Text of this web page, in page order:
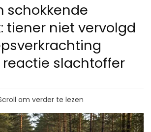
schokkende
tiener niet vervolgd
slachtoffer
om verder te lezen